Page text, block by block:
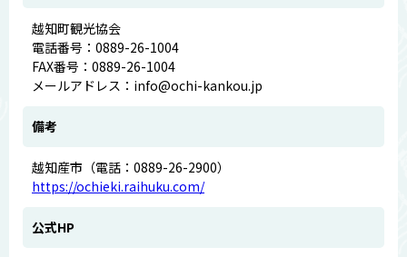
越知町観光協会
電話番号：0889-26-1004
FAX番号：0889-26-1004
メールアドレス：info@ochi-kankou.jp
備考
越知産市（電話：0889-26-2900）
https://ochieki.raihuku.com/
公式HP